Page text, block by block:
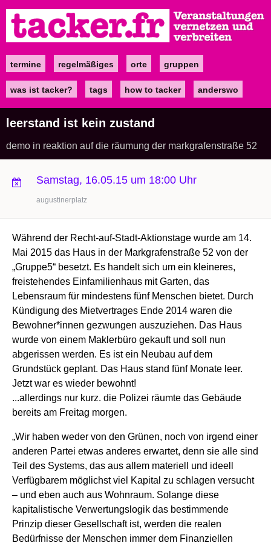
zum
Inhalt
Maintermine regelmäßiges orte gruppen
was ist tacker? tags how to tacker anderswo
leerstand ist kein zustand
demo in reaktion auf die räumung der markgrafenstraße 52
Samstag, 16.05.15 um 18:00 Uhr
augustinerplatz
Während der Recht-auf-Stadt-Aktionstage wurde am 14.
Mai 2015 das Haus in der Markgrafenstraße 52 von der
„Gruppe5“ besetzt. Es handelt sich um ein kleineres,
freistehendes Einfamilienhaus mit Garten, das
Lebensraum für mindestens fünf Menschen bietet. Durch
Kündigung des Mietvertrages Ende 2014 waren die
Bewohner*innen gezwungen auszuziehen. Das Haus
wurde von einem Maklerbüro gekauft und soll nun
abgerissen werden. Es ist ein Neubau auf dem
Grundstück geplant. Das Haus stand fünf Monate leer.
Jetzt war es wieder bewohnt!
...allerdings nur kurz. die Polizei räumte das Gebäude
bereits am Freitag morgen.
„Wir haben weder von den Grünen, noch von irgend einer
anderen Partei etwas anderes erwartet, denn sie alle sind
Teil des Systems, das aus allem materiell und ideell
Verfügbarem möglichst viel Kapital zu schlagen versucht
– und eben auch aus Wohnraum. Solange diese
kapitalistische Verwertungslogik das bestimmende
Prinzip dieser Gesellschaft ist, werden die realen
Bedürfnisse der Menschen immer dem Finanziellen